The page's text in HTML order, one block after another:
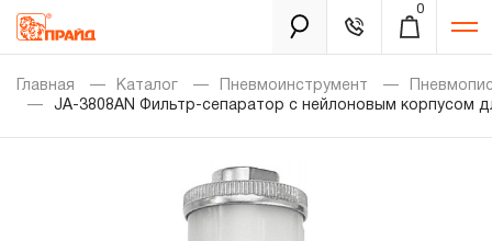
0
Каталог
Главная Каталог Пневмоинструмент
JA-3808AN Фильтр-сепаратор с нейлоновым корпусом